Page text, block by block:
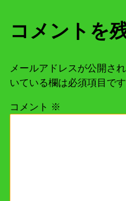
ゲ
ー
シ
ョ
コメントを
メールアドレスが公開さ
いている欄は必須項目です
コメント ※